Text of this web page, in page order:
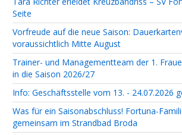
Seite
Vorfreude auf die neue Saison:
voraussichtlich Mitte August
Trainer- und Managementteam der 1.
in die Saison 2026/27
Info: Geschäftsstelle vom 13. - 24.07.2026
Was für ein Saisonabschluss! Fortuna-
gemeinsam im Strandbad Broda